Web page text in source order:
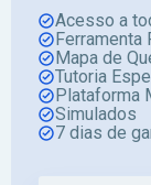
Acesso a
Ferramenta
Mapa de
Tutoria
Plataforma
Simulados
7 dias de